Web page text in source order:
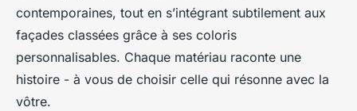
contemporaines, tout en s’intégrant subtilement aux
façades classées grâce à ses coloris
personnalisables. Chaque matériau raconte une
histoire - à vous de choisir celle qui résonne avec la
vôtre.